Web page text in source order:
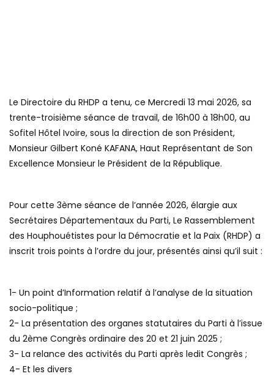
Le Directoire du RHDP a tenu, ce Mercredi 13 mai 2026, sa
trente-troisième séance de travail, de 16h00 à 18h00, au
Sofitel Hôtel Ivoire, sous la direction de son Président,
Monsieur Gilbert Koné KAFANA, Haut Représentant de Son
Excellence Monsieur le Président de la République.
Pour cette 3ème séance de l’année 2026, élargie aux
Secrétaires Départementaux du Parti, Le Rassemblement
des Houphouétistes pour la Démocratie et la Paix (RHDP) a
inscrit trois points à l’ordre du jour, présentés ainsi qu’il suit :
1- Un point d’Information relatif à l’analyse de la situation
socio-politique ;
2- La présentation des organes statutaires du Parti à l’issue
du 2ème Congrès ordinaire des 20 et 21 juin 2025 ;
3- La relance des activités du Parti après ledit Congrès ;
4- Et les divers